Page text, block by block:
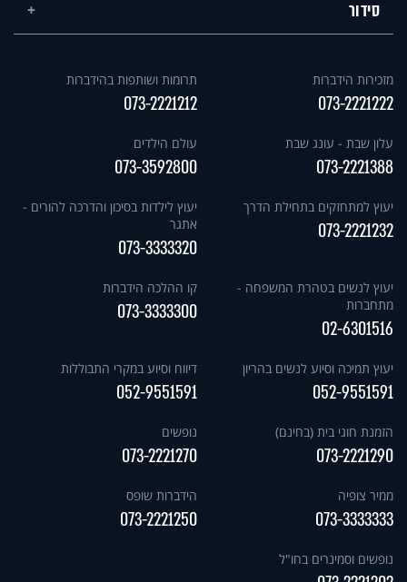
סידור
מזכירות הידברות
073-2221222
תרומות ושותפות בהידברות
073-2221212
עלון שבת - עונג שבת
073-2221388
עולם הילדים
073-3592800
יעוץ למתחזקים בתחילת הדרך
073-2221232
יעוץ לילדות בסיכון והדרכה להורים -
אתגר
073-3333320
יעוץ לנשים בטהרת המשפחה -
מתחברות
02-6301516
קו ההלכה הידברות
073-3333300
יעוץ תמיכה וסיוע לנשים בהריון
052-9551591
דיווח וסיוע במקרי התבוללות
052-9551591
הזמנת חוגי בית (בחינם)
073-2221290
נופשים
073-2221270
ממיר צופיה
073-3333333
הידברות שופס
073-2221250
נופשים וסמינרים בחו"ל